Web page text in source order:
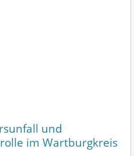
und
im Wartburgkreis